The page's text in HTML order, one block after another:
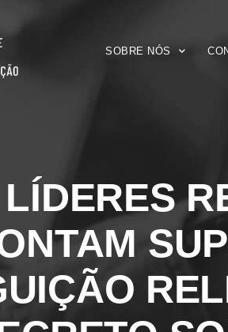
SOBRE NÓS